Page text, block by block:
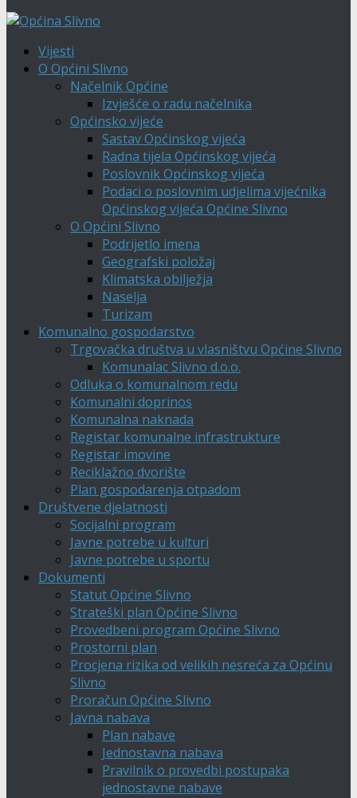
Vijesti
O Općini Slivno
Načelnik Općine
Izvješće o radu načelnika
Općinsko vijeće
Sastav Općinskog vijeća
Radna tijela Općinskog vijeća
Poslovnik Općinskog vijeća
Podaci o poslovnim udjelima vijećnika
Općinskog vijeća Općine Slivno
O Općini Slivno
Podrijetlo imena
Geografski položaj
Klimatska obilježja
Naselja
Turizam
Komunalno gospodarstvo
Trgovačka društva u vlasništvu Općine Slivno
Komunalac Slivno d.o.o.
Odluka o komunalnom redu
Komunalni doprinos
Komunalna naknada
Registar komunalne infrastrukture
Registar imovine
Reciklažno dvorište
Plan gospodarenja otpadom
Društvene djelatnosti
Socijalni program
Javne potrebe u kulturi
Javne potrebe u sportu
Dokumenti
Statut Općine Slivno
Strateški plan Općine Slivno
Provedbeni program Općine Slivno
Prostorni plan
Procjena rizika od velikih nesreća za Općinu
Slivno
Proračun Općine Slivno
Javna nabava
Plan nabave
Jednostavna nabava
Pravilnik o provedbi postupaka
jednostavne nabave